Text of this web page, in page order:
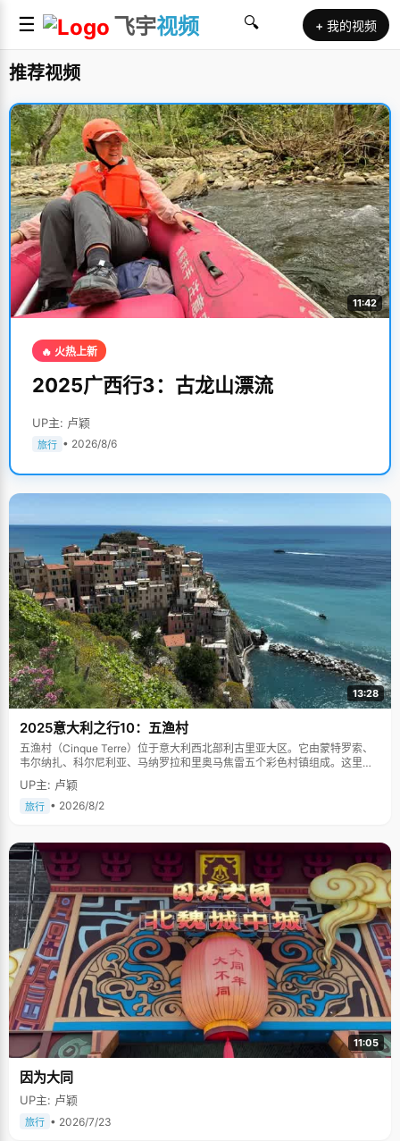
☰ 飞宇视频 🔍 + 我的视频
推荐视频
11:42
🔥 火热上新
2025广西行3：古龙山漂流
UP主: 卢颖
旅行 • 2026/8/6
13:28
2025意大利之行10：五渔村
五渔村（Cinque Terre）位于意大利西北部利古里亚大区。它由蒙特罗索、
韦尔纳扎、科尔尼利亚、马纳罗拉和里奥马焦雷五个彩色村镇组成。这里依
山傍海，房屋色彩斑斓，1997年被列为世界文化遗产。
UP主: 卢颖
旅行 • 2026/8/2
11:05
因为大同
UP主: 卢颖
旅行 • 2026/7/23